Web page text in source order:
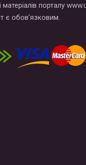
порталу
є обов’язковим.